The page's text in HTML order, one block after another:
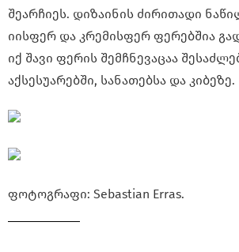
შეარჩიეს. დიზაინის ძირითადი
იისფერ და კრემისფერ ფერებშია
იქ შავი ფერის შემჩნევაცაა
აქსესუარებში, სანათებსა და კიბეზე.
ფოტოგრაფი: Sebastian Erras.